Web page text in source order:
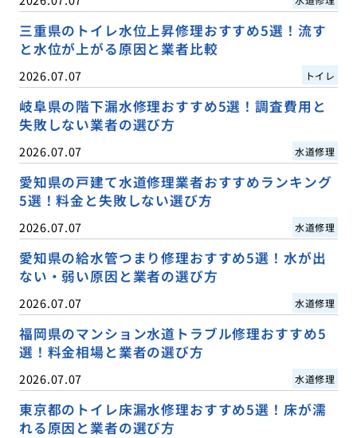
三重県のトイレ水位上昇修理おすすめ5選！流す
と水位が上がる原因と業者比較
2026.07.07 トイレ
岐阜県の階下漏水修理おすすめ5選！調査費用と
失敗しない業者の選び方
2026.07.07 水道修理
愛知県の戸建て水道修理業者おすすめランキング
5選！料金と失敗しない選び方
2026.07.07 水道修理
愛知県の給水管つまり修理おすすめ5選！水が出
ない・弱い原因と業者の選び方
2026.07.07 水道修理
福岡県のマンション水道トラブル修理おすすめ5
選！料金相場と業者の選び方
2026.07.07 水道修理
東京都のトイレ床漏水修理おすすめ5選！床が濡
れる原因と業者の選び方